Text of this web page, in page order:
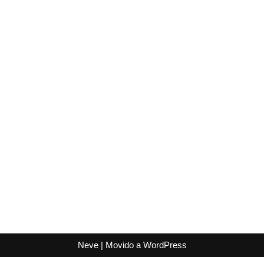
Neve| Movido a WordPress